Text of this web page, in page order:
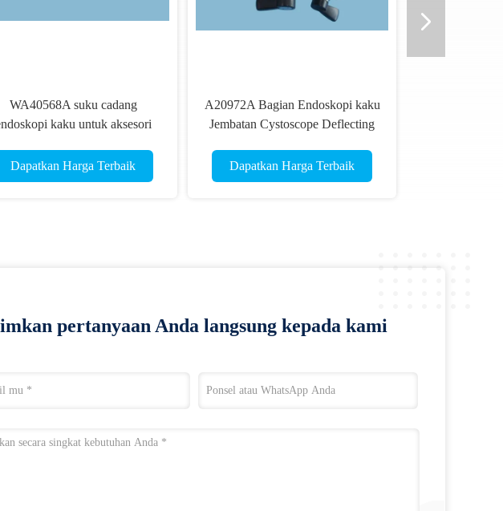
WA40568A suku cadang
kaku untuk aksesori
Dapatkan Harga Terbaik
A20972A Bagian Endoskopi kaku
Jembatan Cystoscope Deflecting
Dapatkan Harga Terbaik
pertanyaan Anda langsung kepada kami